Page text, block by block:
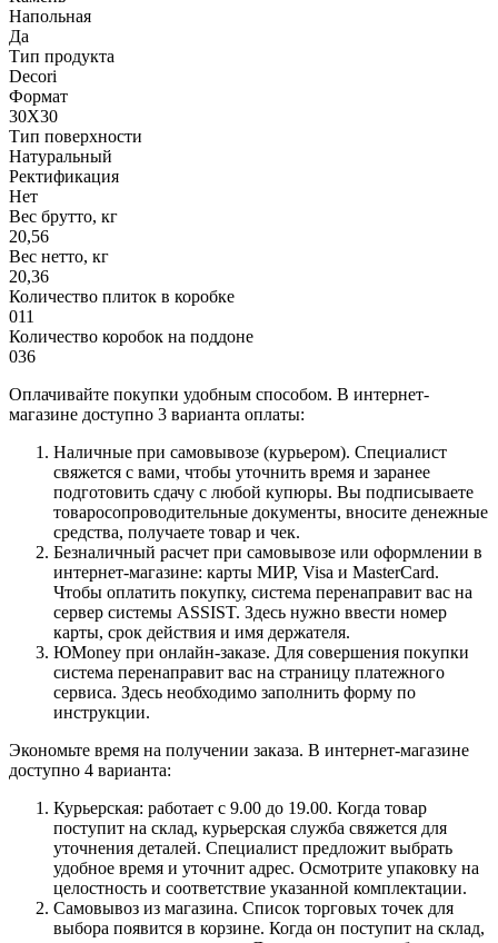
Напольная
Да
Тип продукта
Decori
Формат
30X30
Тип поверхности
Натуральный
Ректификация
Нет
Вес брутто, кг
20,56
Вес нетто, кг
20,36
Количество плиток в коробке
011
Количество коробок на поддоне
036
Оплачивайте покупки удобным способом. В интернет-
магазине доступно 3 варианта оплаты:
Наличные при самовывозе (курьером). Специалист
свяжется с вами, чтобы уточнить время и заранее
подготовить сдачу с любой купюры. Вы подписываете
товаросопроводительные документы, вносите денежные
средства, получаете товар и чек.
Безналичный расчет при самовывозе или оформлении в
интернет-магазине: карты МИР, Visa и MasterCard.
Чтобы оплатить покупку, система перенаправит вас на
сервер системы ASSIST. Здесь нужно ввести номер
карты, срок действия и имя держателя.
ЮMoney при онлайн-заказе. Для совершения покупки
система перенаправит вас на страницу платежного
сервиса. Здесь необходимо заполнить форму по
инструкции.
Экономьте время на получении заказа. В интернет-магазине
доступно 4 варианта:
Курьерская: работает с 9.00 до 19.00. Когда товар
поступит на склад, курьерская служба свяжется для
уточнения деталей. Специалист предложит выбрать
удобное время и уточнит адрес. Осмотрите упаковку на
целостность и соответствие указанной комплектации.
Самовывоз из магазина. Список торговых точек для
выбора появится в корзине. Когда он поступит на склад,